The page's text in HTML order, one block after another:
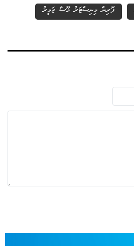
ފޮރިން މިނިސްޓަރު މޫސާ ޒަމީރު